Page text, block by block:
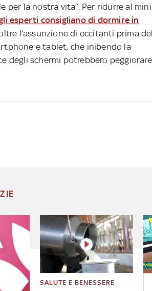
per la nostra vita”. Per ridurre al
esperti consigliano di dormire in
l’assunzione di eccitanti prima del
e tablet, che inibendo la
degli schermi potrebbero
SALUTE E BENESSERE